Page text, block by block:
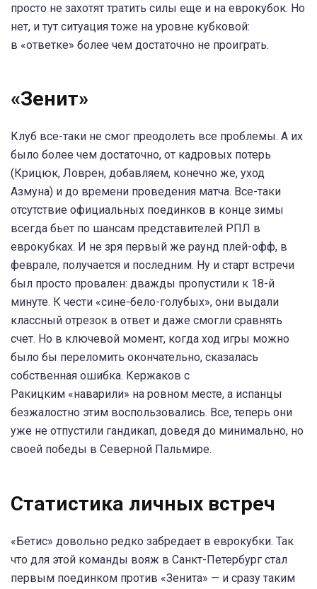
просто не захотят тратить силы еще и на еврокубок. Но
нет, и тут ситуация тоже на уровне кубковой:
в «ответке» более чем достаточно не проиграть.
«Зенит»
Клуб все-таки не смог преодолеть все проблемы. А их
было более чем достаточно, от кадровых потерь
(Крицюк, Ловрен, добавляем, конечно же, уход
Азмуна) и до времени проведения матча. Все-таки
отсутствие официальных поединков в конце зимы
всегда бьет по шансам представителей РПЛ в
еврокубках. И не зря первый же раунд плей-офф, в
феврале, получается и последним. Ну и старт встречи
был просто провален: дважды пропустили к 18-й
минуте. К чести «сине-бело-голубых», они выдали
классный отрезок в ответ и даже смогли сравнять
счет. Но в ключевой момент, когда ход игры можно
было бы переломить окончательно, сказалась
собственная ошибка. Кержаков с
Ракицким «наварили» на ровном месте, а испанцы
безжалостно этим воспользовались. Все, теперь они
уже не отпустили гандикап, доведя до минимально, но
своей победы в Северной Пальмире.
Статистика личных встреч
«Бетис» довольно редко забредает в еврокубки. Так
что для этой команды вояж в Санкт-Петербург стал
первым поединком против «Зенита» — и сразу таким